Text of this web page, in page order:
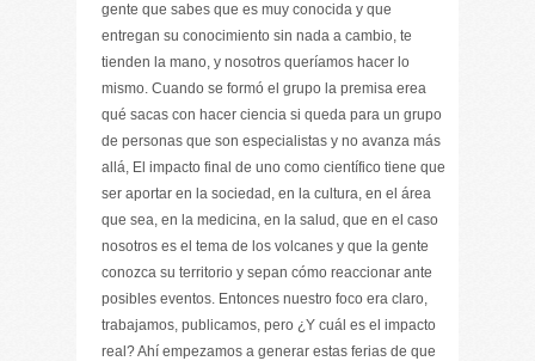
gente que sabes que es muy conocida y que
entregan su conocimiento sin nada a cambio, te
tienden la mano, y nosotros queríamos hacer lo
mismo. Cuando se formó el grupo la premisa erea
qué sacas con hacer ciencia si queda para un grupo
de personas que son especialistas y no avanza más
allá, El impacto final de uno como científico tiene que
ser aportar en la sociedad, en la cultura, en el área
que sea, en la medicina, en la salud, que en el caso
nosotros es el tema de los volcanes y que la gente
conozca su territorio y sepan cómo reaccionar ante
posibles eventos. Entonces nuestro foco era claro,
trabajamos, publicamos, pero ¿Y cuál es el impacto
real? Ahí empezamos a generar estas ferias de que